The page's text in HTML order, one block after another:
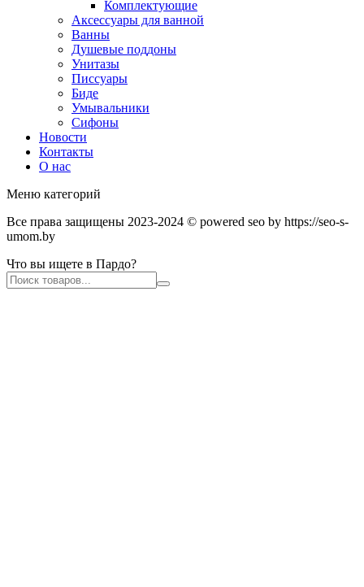
Комплектующие
Аксессуары для ванной
Ванны
Душевые поддоны
Унитазы
Писсуары
Биде
Умывальники
Сифоны
Новости
Контакты
О нас
Меню категорий
Все права защищены 2023-2024 © powered seo by https://seo-s-
umom.by
Что вы ищете в Пардо?